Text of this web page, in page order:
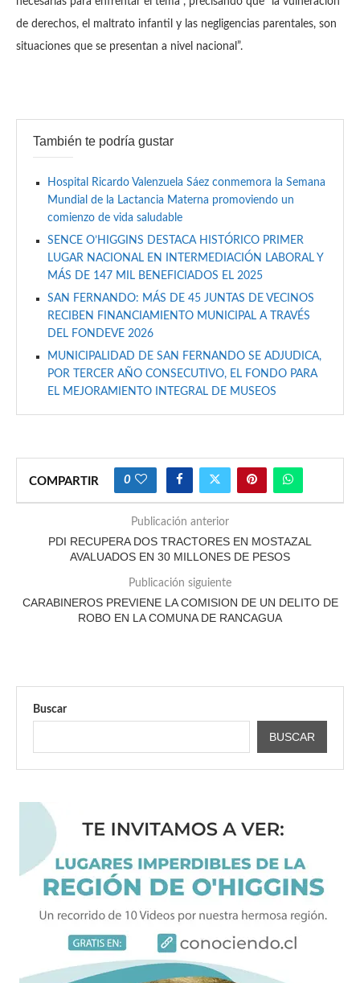
de derechos, el maltrato infantil y las negligencias parentales, son
situaciones que se presentan a nivel nacional”.
También te podría gustar
Hospital Ricardo Valenzuela Sáez conmemora la Semana
Mundial de la Lactancia Materna promoviendo un
comienzo de vida saludable
SENCE O’HIGGINS DESTACA HISTÓRICO PRIMER
LUGAR NACIONAL EN INTERMEDIACIÓN LABORAL Y
MÁS DE 147 MIL BENEFICIADOS EL 2025
SAN FERNANDO: MÁS DE 45 JUNTAS DE VECINOS
RECIBEN FINANCIAMIENTO MUNICIPAL A TRAVÉS
DEL FONDEVE 2026
MUNICIPALIDAD DE SAN FERNANDO SE ADJUDICA,
POR TERCER AÑO CONSECUTIVO, EL FONDO PARA
EL MEJORAMIENTO INTEGRAL DE MUSEOS
COMPARTIR 0
Publicación anterior
PDI RECUPERA DOS TRACTORES EN MOSTAZAL
AVALUADOS EN 30 MILLONES DE PESOS
Publicación siguiente
CARABINEROS PREVIENE LA COMISION DE UN DELITO DE
ROBO EN LA COMUNA DE RANCAGUA
Buscar
BUSCAR